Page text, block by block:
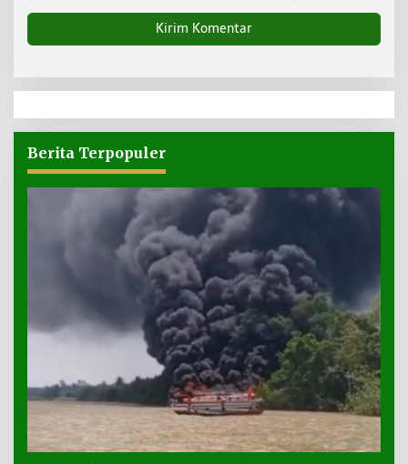
Berita Terpopuler